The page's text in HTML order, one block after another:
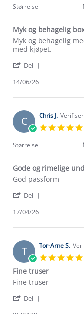
Størrelse
Myk og behagelig
Review
by
H.
14
2026
review
stating
og
boxer
Myk og behagelig
med kjøpet.
Del
Jon
on
14
Jun
14/06/26
C Chris J.
Størrelse
Gode og rimelige
Review
Chris
on
Apr
2026
review
Gode
rimelige
God passform
Del
Chris
on
17
Apr
2026
17/04/26
T Tor-Arne S.
Fine truser
Review
Tor-
review
Fine
Fine truser
Del